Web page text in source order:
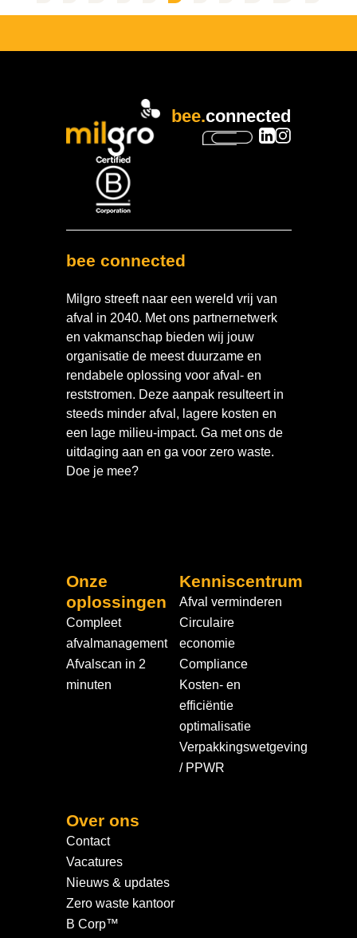
bee.connected
bee connected
Milgro streeft naar een wereld vrij van
afval in 2040. Met ons partnernetwerk
en vakmanschap bieden wij jouw
organisatie de meest duurzame en
rendabele oplossing voor afval- en
reststromen. Deze aanpak resulteert in
steeds minder afval, lagere kosten en
een lage milieu-impact. Ga met ons de
uitdaging aan en ga voor zero waste.
Doe je mee?
Onze
oplossingen
Compleet
afvalmanagement
Afvalscan in 2
minuten
Kenniscentrum
Afval verminderen
Circulaire
economie
Compliance
Kosten- en
efficiëntie
optimalisatie
Verpakkingswetgeving
/ PPWR
Over ons
Contact
Vacatures
Nieuws & updates
Zero waste kantoor
B Corp™